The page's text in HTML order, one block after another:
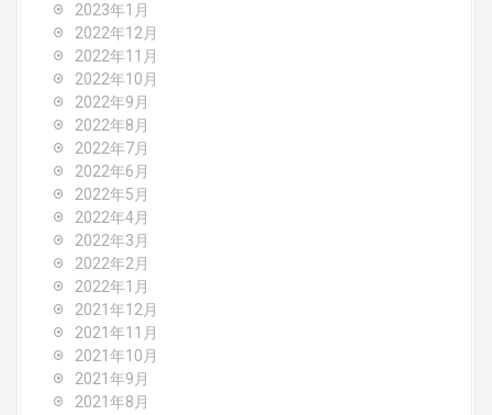
2023年1月
2022年12月
2022年11月
2022年10月
2022年9月
2022年8月
2022年7月
2022年6月
2022年5月
2022年4月
2022年3月
2022年2月
2022年1月
2021年12月
2021年11月
2021年10月
2021年9月
2021年8月